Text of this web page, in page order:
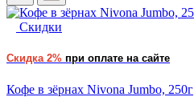
Скидки
Скидка 2% при оплате на сайте
Кофе в зёрнах Nivona Jumbo, 250г